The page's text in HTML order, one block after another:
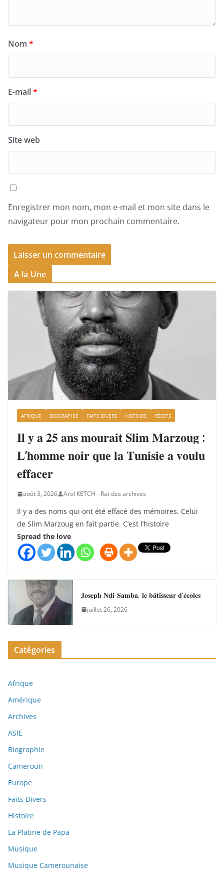
Nom *
E-mail*
Site web
Enregistrer mon nom, mon e-mail et mon site dans le
navigateur pour mon prochain commentaire.
A la Une
AFRIQUE BIOGRAPHIE FAITS DIVERS HISTOIRE RÉCITS
𝐈𝐥 𝐲 𝐚 𝟐𝟓 𝐚𝐧𝐬 𝐦𝐨𝐮𝐫𝐚𝐢𝐭 𝐒𝐥𝐢𝐦 𝐌𝐚𝐫𝐳𝐨𝐮𝐠 :
𝐋’𝐡𝐨𝐦𝐦𝐞 𝐧𝐨𝐢𝐫 𝐪𝐮𝐞 𝐥𝐚 𝐓𝐮𝐧𝐢𝐬𝐢𝐞 𝐚 𝐯𝐨𝐮𝐥𝐮
𝐞𝐟𝐟𝐚𝐜𝐞𝐫
août 3, 2026 Arol KETCH - Rat des archives
Il y a des noms qui ont été effacé des mémoires. Celui
de Slim Marzoug en fait partie. C’est l’histoire
Spread the love
𝐉𝐨𝐬𝐞𝐩𝐡 𝐍𝐝𝐢-𝐒𝐚𝐦𝐛𝐚, 𝐥𝐞 𝐛𝐚̂𝐭𝐢𝐬𝐬𝐞𝐮𝐫 𝐝’𝐞́𝐜𝐨𝐥𝐞𝐬
juillet 26, 2026
Catégories
Afrique
Amérique
Archives
ASIE
Biographie
Cameroun
Europe
Faits Divers
Histoire
La Platine de Papa
Musique
Musique Camerounaise